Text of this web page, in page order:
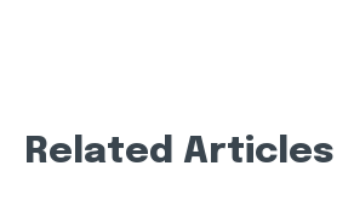
Related Articles